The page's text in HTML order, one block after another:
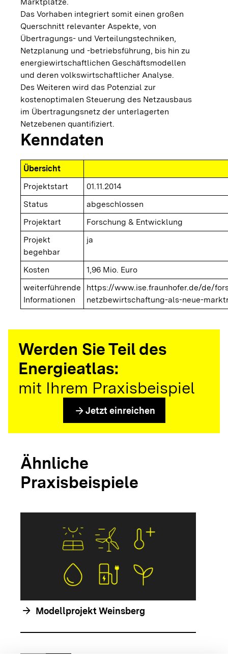
Das Vorhaben integriert somit einen großen
Querschnitt relevanter Aspekte, von
Übertragungs- und Verteilungstechniken,
Netzplanung und -betriebsführung, bis hin zu
energiewirtschaftlichen Geschäftsmodellen
und deren volkswirtschaftlicher Analyse.
Des Weiteren wird das Potenzial zur
kostenoptimalen Steuerung des Netzausbaus
im Übertragungsnetz der unterlagerten
Netzebenen quantifiziert.
Kenndaten
Übersicht
Projektstart
01.11.2014
Status
abgeschlossen
Projektart
Forschung & Entwicklung
Projekt
begehbar
ja
Kosten
1,96 Mio. Euro
weiterführende
Informationen
https://www.ise.fraunhofer.de/de/
netzbewirtschaftung-als-neue-
Werden Sie Teil des
Energieatlas:
mit Ihrem Praxisbeispiel
arrow_forward Jetzt einreichen
Ähnliche
Praxisbeispiele
arrow_forward Modellprojekt Weinsberg